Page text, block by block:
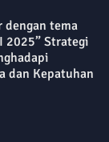
dengan tema
2025” Strategi
dan Kepatuhan